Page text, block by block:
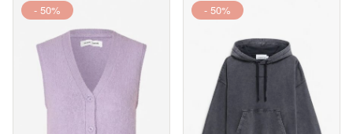
- 50% - 50%